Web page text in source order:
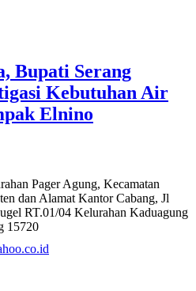
Bupati Serang
Kebutuhan Air
Elnino
Pager Agung, Kecamatan
dan Alamat Kantor Cabang, Jl
RT.01/04 Kelurahan Kaduagung
15720